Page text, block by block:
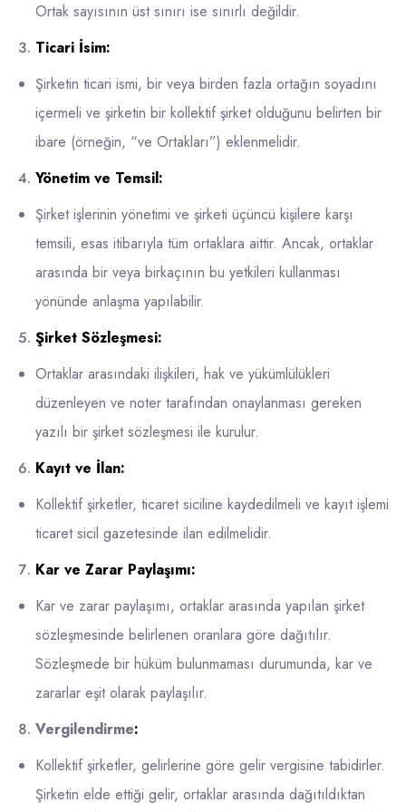
Ortak sayısının üst sınırı ise sınırlı değildir.
Ticari İsim:
Şirketin ticari ismi, bir veya birden fazla ortağın soyadını
içermeli ve şirketin bir kollektif şirket olduğunu belirten bir
ibare (örneğin, “ve Ortakları”) eklenmelidir.
Yönetim ve Temsil:
Şirket işlerinin yönetimi ve şirketi üçüncü kişilere karşı
temsili, esas itibarıyla tüm ortaklara aittir. Ancak, ortaklar
arasında bir veya birkaçının bu yetkileri kullanması
yönünde anlaşma yapılabilir.
Şirket Sözleşmesi:
Ortaklar arasındaki ilişkileri, hak ve yükümlülükleri
düzenleyen ve noter tarafından onaylanması gereken
yazılı bir şirket sözleşmesi ile kurulur.
Kayıt ve İlan:
Kollektif şirketler, ticaret siciline kaydedilmeli ve kayıt işlemi
ticaret sicil gazetesinde ilan edilmelidir.
Kar ve Zarar Paylaşımı:
Kar ve zarar paylaşımı, ortaklar arasında yapılan şirket
sözleşmesinde belirlenen oranlara göre dağıtılır.
Sözleşmede bir hüküm bulunmaması durumunda, kar ve
zararlar eşit olarak paylaşılır.
Vergilendirme:
Kollektif şirketler, gelirlerine göre gelir vergisine tabidirler.
Şirketin elde ettiği gelir, ortaklar arasında dağıtıldıktan